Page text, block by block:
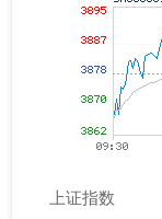
上证指数